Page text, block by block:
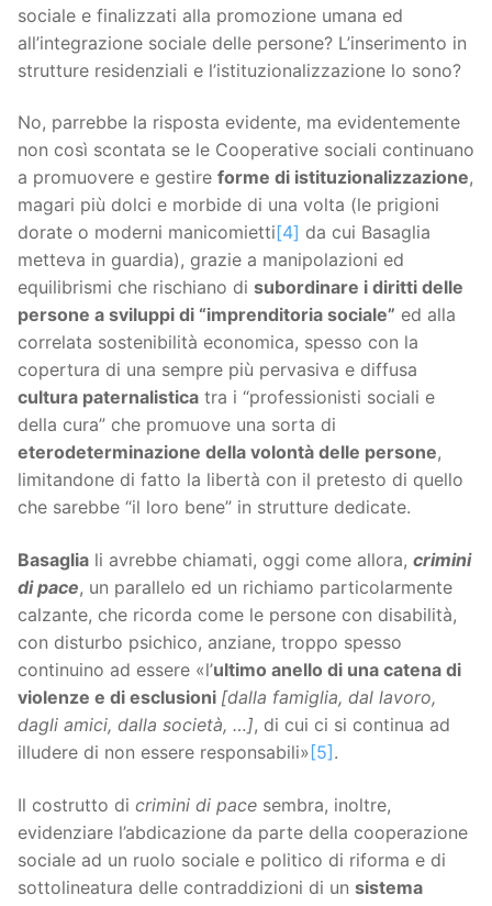
sociale e finalizzati alla promozione umana ed
all’integrazione sociale delle persone? L’inserimento in
strutture residenziali e l’istituzionalizzazione lo sono?
No, parrebbe la risposta evidente, ma evidentemente
non così scontata se le Cooperative sociali continuano
a promuovere e gestire forme di istituzionalizzazione,
magari più dolci e morbide di una volta (le prigioni
dorate o moderni manicomietti[4] da cui Basaglia
metteva in guardia), grazie a manipolazioni ed
equilibrismi che rischiano di subordinare i diritti delle
persone a sviluppi di “imprenditoria sociale” ed alla
correlata sostenibilità economica, spesso con la
copertura di una sempre più pervasiva e diffusa
cultura paternalistica tra i “professionisti sociali e
della cura” che promuove una sorta di
eterodeterminazione della volontà delle persone,
limitandone di fatto la libertà con il pretesto di quello
che sarebbe “il loro bene” in strutture dedicate.
Basaglia li avrebbe chiamati, oggi come allora, crimini
di pace, un parallelo ed un richiamo particolarmente
calzante, che ricorda come le persone con disabilità,
con disturbo psichico, anziane, troppo spesso
continuino ad essere «l’ultimo anello di una catena di
violenze e di esclusioni [dalla famiglia, dal lavoro,
dagli amici, dalla società, …], di cui ci si continua ad
illudere di non essere responsabili» [5] .
Il costrutto di crimini di pace sembra, inoltre,
evidenziare l’abdicazione da parte della cooperazione
sociale ad un ruolo sociale e politico di riforma e di
sottolineatura delle contraddizioni di un sistema